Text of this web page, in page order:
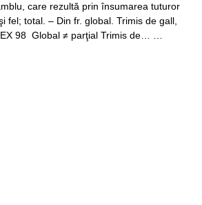
care rezultă prin însumarea tuturor
fel; total. – Din fr. global. Trimis de gall,
98 Global ≠ parţial Trimis de… …